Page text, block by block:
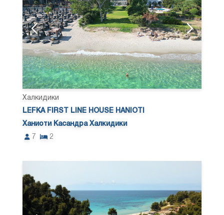
Халкидики
LEFKA FIRST LINE HOUSE HANIOTI
Ханиоти Касандра Халкидики
7
2